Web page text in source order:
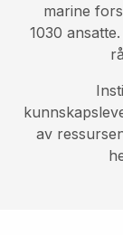
marine
1030
av